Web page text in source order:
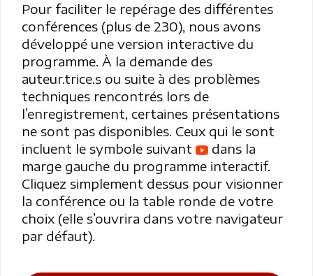
Pour faciliter le repérage des différentes
conférences (plus de 230), nous avons
développé une version interactive du
programme. À la demande des
auteur.trice.s ou suite à des problèmes
techniques rencontrés lors de
l’enregistrement, certaines présentations
ne sont pas disponibles. Ceux qui le sont
incluent le symbole suivant
dans la
marge gauche du programme interactif.
Cliquez simplement dessus pour visionner
la conférence ou la table ronde de votre
choix (elle s’ouvrira dans votre navigateur
par défaut).